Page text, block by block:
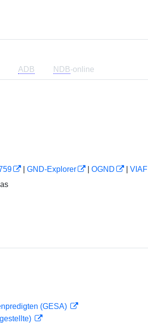
ADB NDB-online
GND-Explorer OGND
VIAF
(GESA)